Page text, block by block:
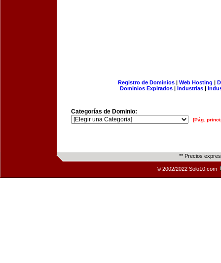
Registro de Dominios| Web Hosting |
Dominios Expirados | Industrias |
Categorías de Dominio:
[Pág.
** Precios
© 2002/2022 Solo10.com